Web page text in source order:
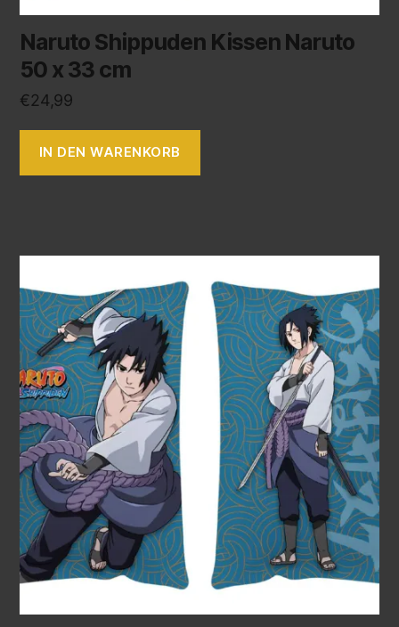
Naruto Shippuden Kissen Naruto
50 x 33 cm
€24,99
IN DEN WARENKORB